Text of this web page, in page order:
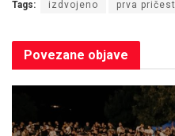
Tags: izdvojeno prva pričest
Povezane objave